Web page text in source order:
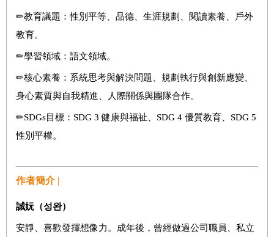
✏教育議題：性別平等、品德、生涯規劃、閱讀素養、戶外
教育。
✏學習領域：語文領域。
✏核心素養：系統思考與解決問題、規劃執行與創新應變、
身心素質與自我精進、人際關係與團隊合作。
✏SDGs目標：SDG 3 健康與福祉、SDG 4 優質教育、SDG 5
性別平權。
作者簡介 |
誠妧（성완）
安靜、喜歡發揮想像力。成年後，曾經做過公司職員、私立